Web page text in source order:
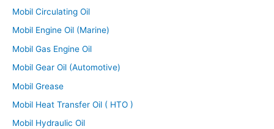
Mobil Circulating Oil
Mobil Engine Oil (Marine)
Mobil Gas Engine Oil
Mobil Gear Oil (Automotive)
Mobil Grease
Mobil Heat Transfer Oil ( HTO )
Mobil Hydraulic Oil